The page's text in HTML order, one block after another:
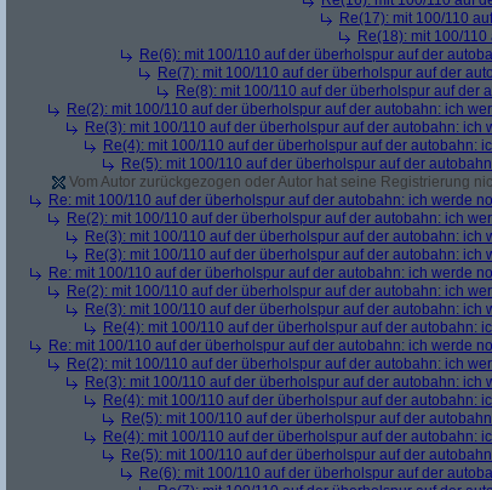
Re(17): mit 100/110
Re(18): mit 100/
Re(6): mit 100/110 auf der überholspur auf der
Re(7): mit 100/110 auf der überholspur auf der
Re(8): mit 100/110 auf der überholspur auf der
Re(2): mit 100/110 auf der überholspur auf der autobahn: ich
Re(3): mit 100/110 auf der überholspur auf der autobahn: ich
Re(4): mit 100/110 auf der überholspur auf der autobahn:
Re(5): mit 100/110 auf der überholspur auf der
Vom Autor zurückgezogen oder Autor hat seine Registrierung
Re: mit 100/110 auf der überholspur auf der autobahn: ich werde
Re(2): mit 100/110 auf der überholspur auf der autobahn: ich
Re(3): mit 100/110 auf der überholspur auf der autobahn: ich
Re(3): mit 100/110 auf der überholspur auf der autobahn: ich
Re: mit 100/110 auf der überholspur auf der autobahn: ich werde
Re(2): mit 100/110 auf der überholspur auf der autobahn: ich
Re(3): mit 100/110 auf der überholspur auf der autobahn: ich
Re(4): mit 100/110 auf der überholspur auf der autobahn:
Re: mit 100/110 auf der überholspur auf der autobahn: ich werde
Re(2): mit 100/110 auf der überholspur auf der autobahn: ich
Re(3): mit 100/110 auf der überholspur auf der autobahn: ich
Re(4): mit 100/110 auf der überholspur auf der autobahn:
Re(5): mit 100/110 auf der überholspur auf der
Re(4): mit 100/110 auf der überholspur auf der autobahn:
Re(5): mit 100/110 auf der überholspur auf der
Re(6): mit 100/110 auf der überholspur auf der